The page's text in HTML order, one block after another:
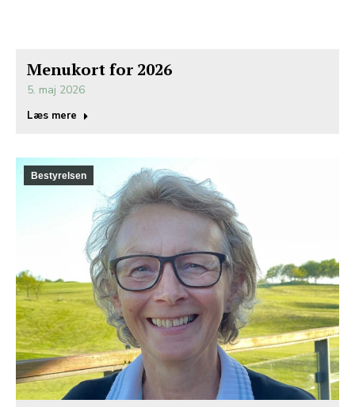
Menukort for 2026
5. maj 2026
Læs mere
Bestyrelsen